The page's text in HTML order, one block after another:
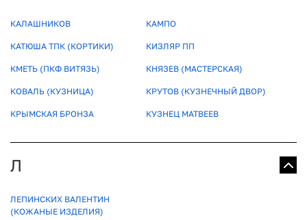
КАЛАШНИКОВ КАМПО
КАТЮША ТПК (КОРТИКИ) КИЗЛЯР ПП
КМЕТЬ (ПКФ ВИТЯЗЬ) КНЯЗЕВ (МАСТЕРСКАЯ)
КОВАЛЬ (КУЗНИЦА) КРУТОВ (КУЗНЕЧНЫЙ ДВОР)
КРЫМСКАЯ БРОНЗА КУЗНЕЦ МАТВЕЕВ
Л
ЛЕПИНСКИХ ВАЛЕНТИН
(КОЖАНЫЕ ИЗДЕЛИЯ)